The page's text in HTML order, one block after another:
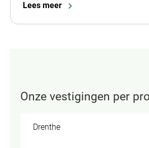
Lees meer
Onze vestigingen per
Drenthe